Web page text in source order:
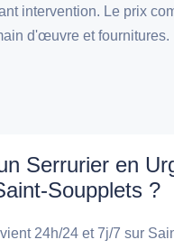
intervention. Le prix
d'œuvre et fournitures.
Serrurier en
Soupplets ?
24h/24 et 7j/7 sur